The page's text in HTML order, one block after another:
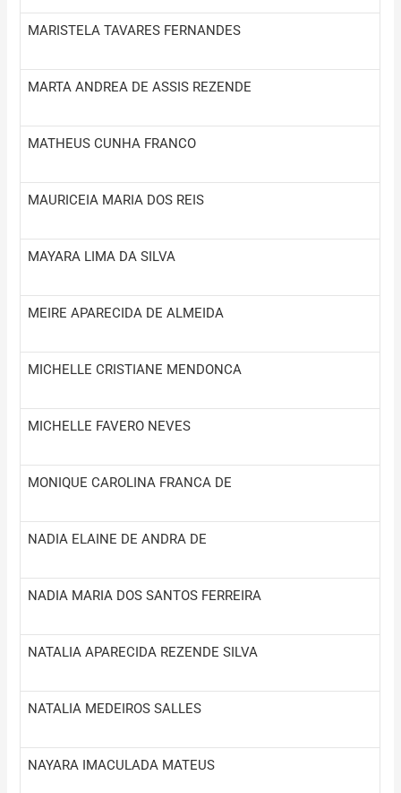
MARISTELA TAVARES FERNANDES
MARTA ANDREA DE ASSIS REZENDE
MATHEUS CUNHA FRANCO
MAURICEIA MARIA DOS REIS
MAYARA LIMA DA SILVA
MEIRE APARECIDA DE ALMEIDA
MICHELLE CRISTIANE MENDONCA
MICHELLE FAVERO NEVES
MONIQUE CAROLINA FRANCA DE
NADIA ELAINE DE ANDRA DE
NADIA MARIA DOS SANTOS FERREIRA
NATALIA APARECIDA REZENDE SILVA
NATALIA MEDEIROS SALLES
NAYARA IMACULADA MATEUS